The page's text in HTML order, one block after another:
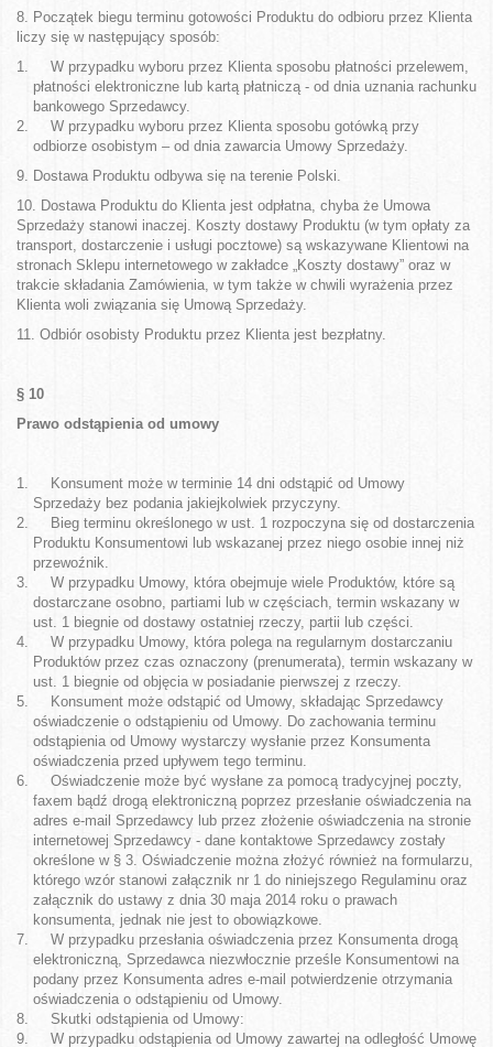
8. Początek biegu terminu gotowości Produktu do odbioru przez Klienta
liczy się w następujący sposób:
W przypadku wyboru przez Klienta sposobu płatności przelewem,
płatności elektroniczne lub kartą płatniczą - od dnia uznania rachunku
bankowego Sprzedawcy.
W przypadku wyboru przez Klienta sposobu gotówką przy
odbiorze osobistym – od dnia zawarcia Umowy Sprzedaży.
9. Dostawa Produktu odbywa się na terenie Polski.
10. Dostawa Produktu do Klienta jest odpłatna, chyba że Umowa
Sprzedaży stanowi inaczej. Koszty dostawy Produktu (w tym opłaty za
transport, dostarczenie i usługi pocztowe) są wskazywane Klientowi na
stronach Sklepu internetowego w zakładce „Koszty dostawy” oraz w
trakcie składania Zamówienia, w tym także w chwili wyrażenia przez
Klienta woli związania się Umową Sprzedaży.
11. Odbiór osobisty Produktu przez Klienta jest bezpłatny.
§ 10
Prawo odstąpienia od umowy
Konsument może w terminie 14 dni odstąpić od Umowy
Sprzedaży bez podania jakiejkolwiek przyczyny.
Bieg terminu określonego w ust. 1 rozpoczyna się od dostarczenia
Produktu Konsumentowi lub wskazanej przez niego osobie innej niż
przewoźnik.
W przypadku Umowy, która obejmuje wiele Produktów, które są
dostarczane osobno, partiami lub w częściach, termin wskazany w
ust. 1 biegnie od dostawy ostatniej rzeczy, partii lub części.
W przypadku Umowy, która polega na regularnym dostarczaniu
Produktów przez czas oznaczony (prenumerata), termin wskazany w
ust. 1 biegnie od objęcia w posiadanie pierwszej z rzeczy.
Konsument może odstąpić od Umowy, składając Sprzedawcy
oświadczenie o odstąpieniu od Umowy. Do zachowania terminu
odstąpienia od Umowy wystarczy wysłanie przez Konsumenta
oświadczenia przed upływem tego terminu.
Oświadczenie może być wysłane za pomocą tradycyjnej poczty,
faxem bądź drogą elektroniczną poprzez przesłanie oświadczenia na
adres e-mail Sprzedawcy lub przez złożenie oświadczenia na stronie
internetowej Sprzedawcy - dane kontaktowe Sprzedawcy zostały
określone w § 3. Oświadczenie można złożyć również na formularzu,
którego wzór stanowi załącznik nr 1 do niniejszego Regulaminu oraz
załącznik do ustawy z dnia 30 maja 2014 roku o prawach
konsumenta, jednak nie jest to obowiązkowe.
W przypadku przesłania oświadczenia przez Konsumenta drogą
elektroniczną, Sprzedawca niezwłocznie prześle Konsumentowi na
podany przez Konsumenta adres e-mail potwierdzenie otrzymania
oświadczenia o odstąpieniu od Umowy.
Skutki odstąpienia od Umowy:
W przypadku odstąpienia od Umowy zawartej na odległość Umowę